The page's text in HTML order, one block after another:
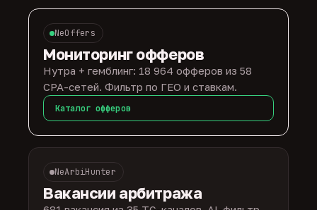
NeOffers
Мониторинг офферов
Нутра + гемблинг: 18 964 офферов из 58
CPA-сетей. Фильтр по ГЕО и ставкам.
Каталог офферов
NeArbiHunter
Вакансии арбитража